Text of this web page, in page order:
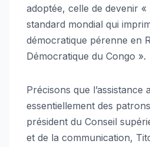
adoptée, celle de devenir «
standard mondial qui
démocratique pérenne en
Démocratique du Congo ».
Précisons que l’assistance
essentiellement des
président du Conseil
et de la communication,